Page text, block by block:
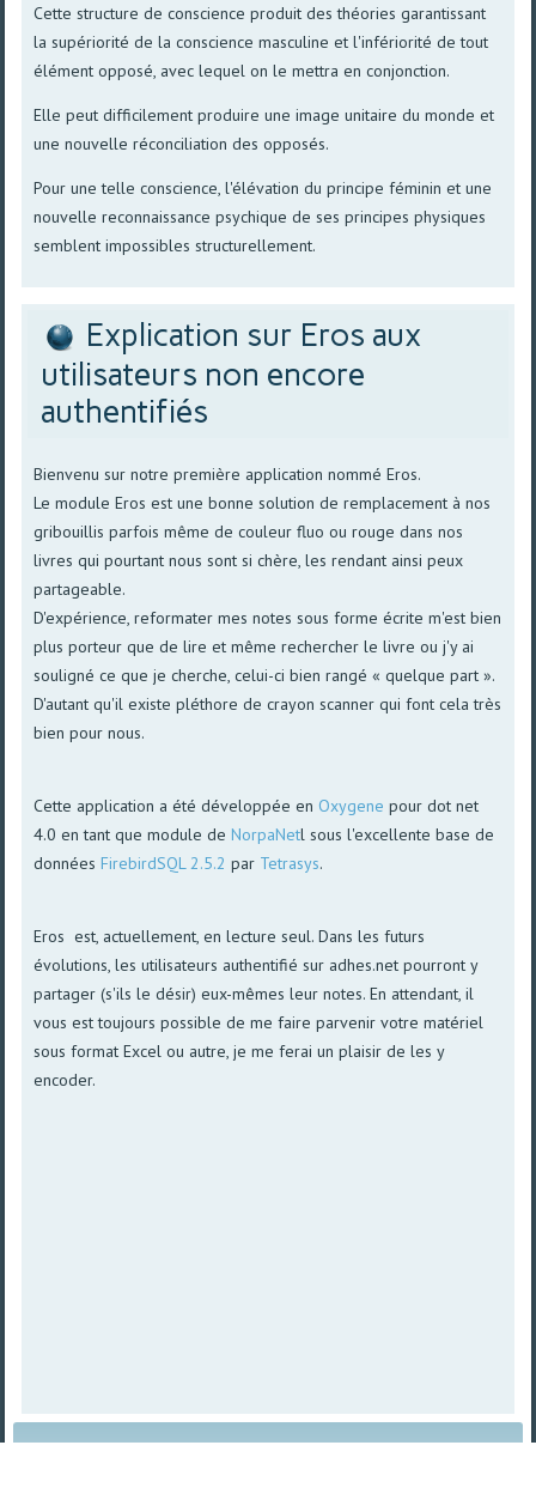
Cette structure de conscience produit des théories garantissant
la supériorité de la conscience masculine et l'infériorité de tout
élément opposé, avec lequel on le mettra en conjonction.
Elle peut difficilement produire une image unitaire du monde et
une nouvelle réconciliation des opposés.
Pour une telle conscience, l'élévation du principe féminin et une
nouvelle reconnaissance psychique de ses principes physiques
semblent impossibles structurellement.
Explication sur Eros aux
utilisateurs non encore
authentifiés
Bienvenu sur notre première application nommé Eros.
Le module Eros est une bonne solution de remplacement à nos
gribouillis parfois même de couleur fluo ou rouge dans nos
livres qui pourtant nous sont si chère, les rendant ainsi peux
partageable.
D'expérience, reformater mes notes sous forme écrite m'est bien
plus porteur que de lire et même rechercher le livre ou j'y ai
souligné ce que je cherche, celui-ci bien rangé « quelque part ».
D'autant qu'il existe pléthore de crayon scanner qui font cela très
bien pour nous.
Cette application a été développée en Oxygene pour dot net
4.0 en tant que module deNorpaNetl sous l'excellente base de
donnéesFirebirdSQL 2.5.2 par Tetrasys.
Eros est, actuellement, en lecture seul. Dans les futurs
évolutions, les utilisateurs authentifié sur adhes.net pourront y
partager (s'ils le désir) eux-mêmes leur notes. En attendant, il
vous est toujours possible de me faire parvenir votre matériel
sous format Excel ou autre, je me ferai un plaisir de les y
encoder.